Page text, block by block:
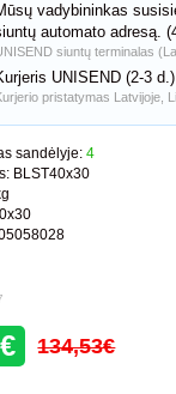
sandėlyje: 4
BLST40x30
134,53€
vadybininkas
automato adresą.
siuntų terminalas
UNISEND (2-3
pristatymas Latvijoje,